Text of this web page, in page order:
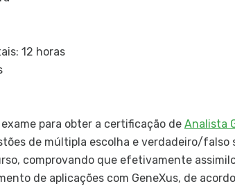
12 horas
para obter a certificação de Analista
de múltipla escolha e verdadeiro/falso
comprovando que efetivamente
de aplicações com GeneXus, de